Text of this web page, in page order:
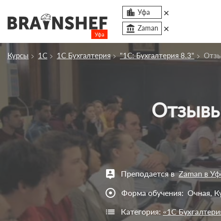
Уфа
 Уфа ×
account_balance Zaman ×
Сбросить компанию
Курсы
Профессии
Вузы
Курсы 1С 1С Бухгалтерия "1С: Бухгалтерия 8.3"
Отзывы о курсе "1С: Бухгалтерия 8.3" в
Преподается вZaman в
adjust Форма обучения:Очная,
Категория: «1С